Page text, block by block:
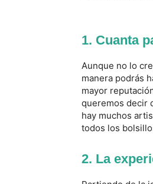
1. Cuanta
Aunque no lo
manera podrás
mayor
queremos decir
hay muchos
todos los
2. La